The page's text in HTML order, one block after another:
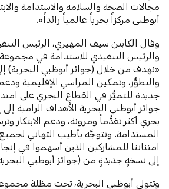
مجالات الصحة والسلامة والاستدامة
أبوظبي مركزاً بحرياً عالمياً رائداً».
وقال الكابتن سيف المهيري، الرئيس
والرئيس التنفيذي للاستدامة في
«نهدف من خلال (جوائز أبوظبي البحرية)
والتطوُّر، وتمكين المراسي الإقليمية
جديدة للتميُّز في القطاع البحري على
جوائز أبوظبي البحرية الأهداف الرامية
بحري أكثر تقدُّماً ومرونة، ودعم الابتكار
المستدامة. ونتوجَّه بأطيب التهاني
امتناننا للمشاركين الذين أسهموا في
إلى نسخةٍ جديدةٍ من (جوائز أبوظبي
وتتولى أبوظبي البحرية، تحت مظلة